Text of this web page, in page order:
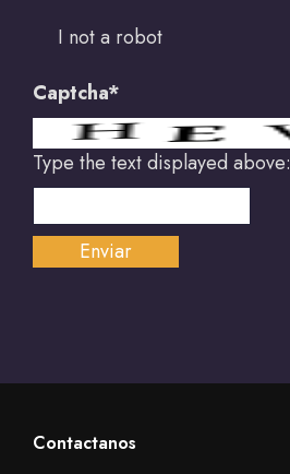
I not a robot
Captcha*
Type the text displayed above:
Contactanos